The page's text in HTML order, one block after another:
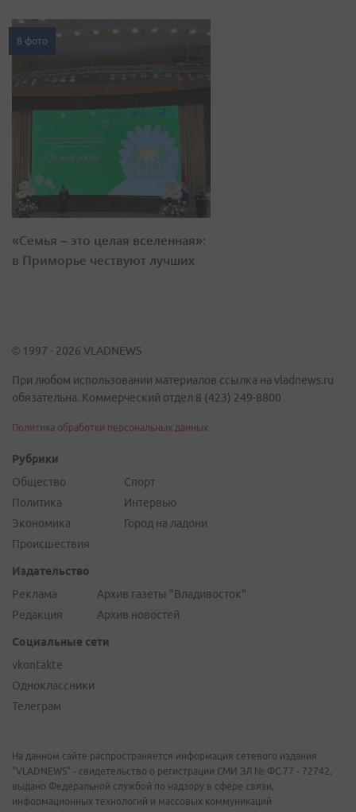
8 фото
«Семья – это целая вселенная»:
в Приморье чествуют лучших
© 1997 - 2026 VLADNEWS
При любом использовании материалов ссылка на vladnews.ru
обязательна. Коммерческий отдел 8 (423) 249-8800
Политика обработки персональных данных
Рубрики
Общество
Политика
Экономика
Происшествия
Спорт
Интервью
Город на ладони
Издательство
Реклама
Редакция
Архив газеты "Владивосток"
Архив новостей
Социальные сети
vkontakte
Одноклассники
Телеграм
На данном сайте распространяется информация сетевого издания
"VLADNEWS" - свидетельство о регистрации СМИ ЭЛ № ФС 77 - 72742,
выдано Федеральной службой по надзору в сфере связи,
информационных технологий и массовых коммуникаций